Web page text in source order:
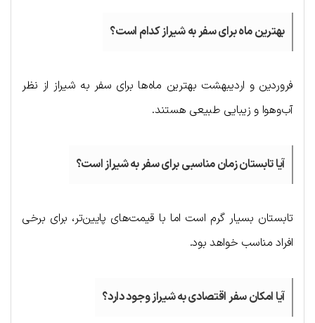
بهترین ماه برای سفر به شیراز کدام است؟
فروردین و اردیبهشت بهترین ماه‌ها برای سفر به شیراز از نظر
آب‌وهوا و زیبایی طبیعی هستند.
آیا تابستان زمان مناسبی برای سفر به شیراز است؟
تابستان بسیار گرم است اما با قیمت‌های پایین‌تر، برای برخی
افراد مناسب خواهد بود.
آیا امکان سفر اقتصادی به شیراز وجود دارد؟